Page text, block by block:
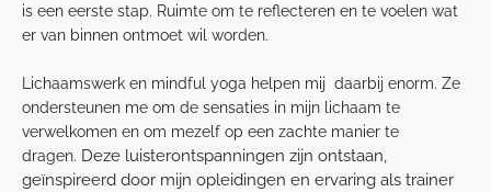
is een eerste stap. Ruimte om te reflecteren en te voelen wat
er van binnen ontmoet wil worden.
Lichaamswerk en mindful yoga helpen mij daarbij enorm. Ze
ondersteunen me om de sensaties in mijn lichaam te
verwelkomen en om mezelf op een zachte manier te
dragen. Deze luisterontspanningen zijn ontstaan,
geïnspireerd door mijn opleidingen en ervaring als trainer